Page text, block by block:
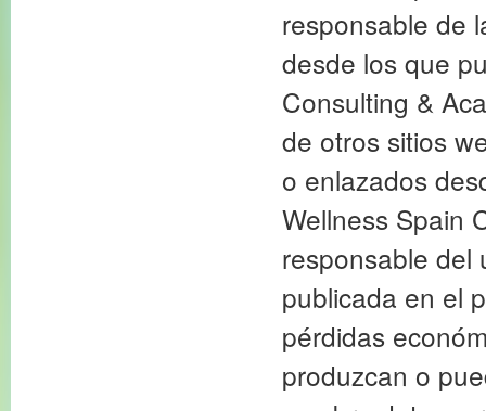
responsable de
desde los que
Consulting &
de otros sitios
o enlazados
Wellness Spain
responsable del
publicada en el
pérdidas
produzcan o